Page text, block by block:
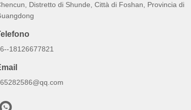
Distretto di Shunde, Città di Foshan, Provincia di
18126677821